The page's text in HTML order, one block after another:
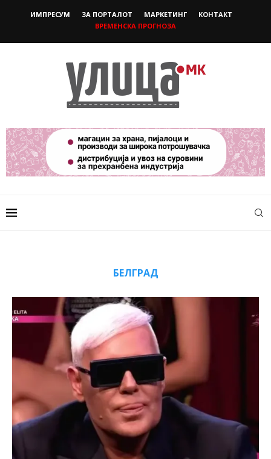
ИМПРЕСУМ ЗА ПОРТАЛОТ МАРКЕТИНГ
КОНТАКТ
ВРЕМЕНСКА ПРОГНОЗА
БЕЛГРАД